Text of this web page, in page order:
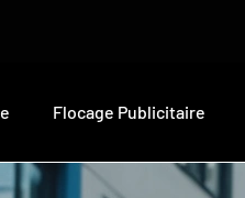
Flocage Publicitaire